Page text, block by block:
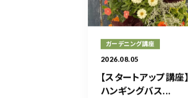
ガーデニング講座
2026.08.05
【スタートアップ講座】
ハンギングバス...